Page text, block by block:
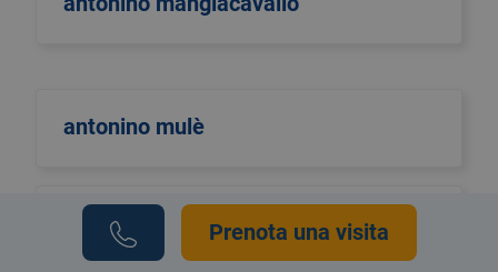
antonino mulè
antonio di maggioPrenota una visita